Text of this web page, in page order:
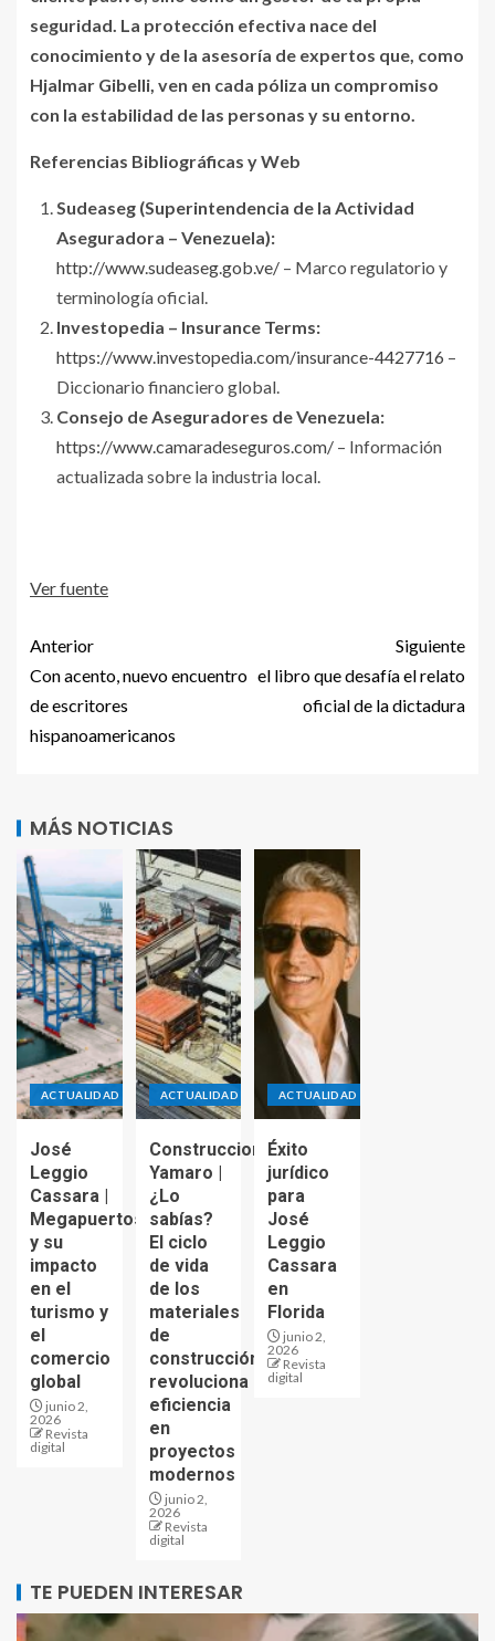
seguridad. La protección efectiva nace del
conocimiento y de la asesoría de expertos que, como
Hjalmar Gibelli, ven en cada póliza un compromiso
con la estabilidad de las personas y su entorno.
Referencias Bibliográficas y Web
Sudeaseg (Superintendencia de la Actividad
Aseguradora – Venezuela):
http://www.sudeaseg.gob.ve/ – Marco regulatorio y
terminología oficial.
Investopedia – Insurance Terms:
https://www.investopedia.com/insurance-4427716 –
Diccionario financiero global.
Consejo de Aseguradores de Venezuela:
https://www.camaradeseguros.com/ – Información
actualizada sobre la industria local.
Ver fuente
Anterior
Con acento, nuevo encuentro
de escritores
hispanoamericanos
Siguiente
el libro que desafía el relato
oficial de la dictadura
MÁS NOTICIAS
ACTUALIDAD
José
Leggio
Cassara |
Megapuertos
y su
impacto
en el
turismo y
el
comercio
global
junio 2,
2026
Revista
digital
ACTUALIDAD
Construcciones
Yamaro |
¿Lo
sabías?
El ciclo
de vida
de los
materiales
de
construcción
revoluciona
eficiencia
en
proyectos
modernos
junio 2,
2026
Revista
digital
ACTUALIDAD
Éxito
jurídico
para
José
Leggio
Cassara
en
Florida
junio 2,
2026
Revista
digital
TE PUEDEN INTERESAR